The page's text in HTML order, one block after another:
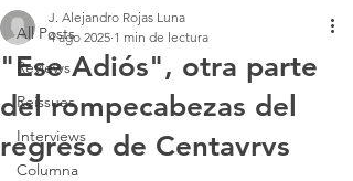
All Posts
Reviews
Reissues
Interviews
Columna
"Ese Adiós", otra parte
del rompecabezas del
regreso de Centavrvs
J. Alejandro Rojas Luna
4 ago 2025 1 min de lectura